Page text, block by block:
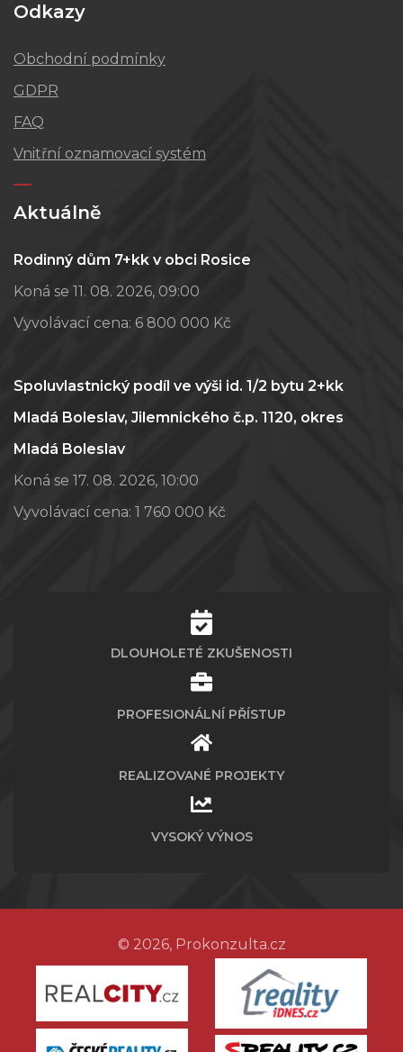
Odkazy
Obchodní podmínky
GDPR
FAQ
Vnitřní oznamovací systém
Aktuálně
Rodinný dům 7+kk v obci Rosice
Koná se 11. 08. 2026, 09:00
Vyvolávací cena: 6 800 000 Kč
Spoluvlastnický podíl ve výši id. 1/2 bytu 2+kk
Mladá Boleslav, Jilemnického č.p. 1120, okres
Mladá Boleslav
Koná se 17. 08. 2026, 10:00
Vyvolávací cena: 1 760 000 Kč
DLOUHOLETÉ ZKUŠENOSTI
PROFESIONÁLNÍ PŘÍSTUP
REALIZOVANÉ PROJEKTY
VYSOKÝ VÝNOS
© 2026, Prokonzulta.cz